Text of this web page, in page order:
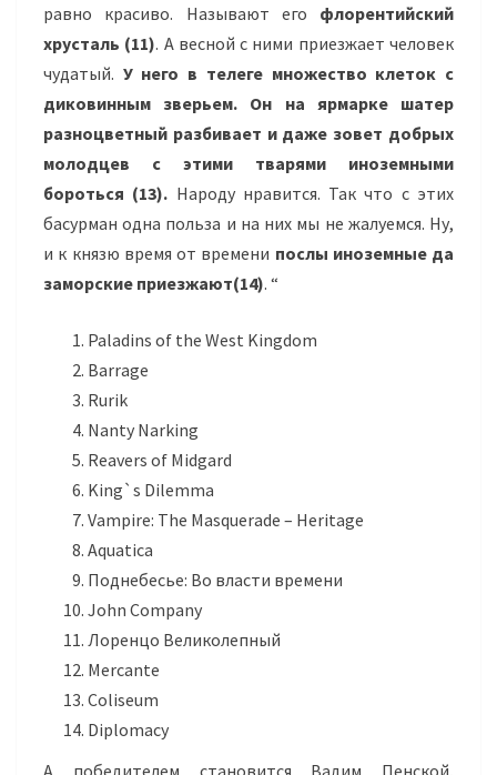
равно красиво. Называют его флорентийский
хрусталь (11). А весной с ними приезжает человек
чудатый. У него в телеге множество клеток с
диковинным зверьем. Он на ярмарке шатер
разноцветный разбивает и даже зовет добрых
молодцев с этими тварями иноземными
бороться (13). Народу нравится. Так что с этих
басурман одна польза и на них мы не жалуемся. Ну,
и к князю время от времени послы иноземные да
заморские приезжают(14). “
Paladins of the West Kingdom
Barrage
Rurik
Nanty Narking
Reavers of Midgard
King`s Dilemma
Vampire: The Masquerade – Heritage
Aquatica
Поднебесье: Во власти времени
John Company
Лоренцо Великолепный
Mercante
Coliseum
Diplomacy
А победителем становится Вадим Пенской,